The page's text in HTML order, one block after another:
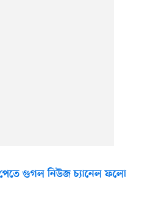
গুগল নিউজ চ্যানেল ফলো